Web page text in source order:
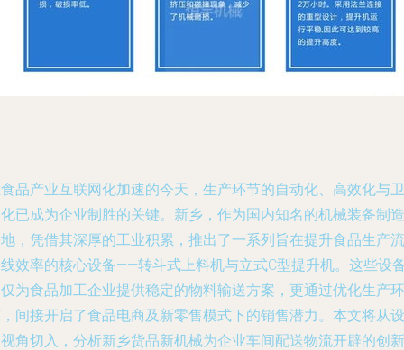
品产业互联网化加速的今天，生产环节的自动化、高效化与卫
已成为企业制胜的关键。新乡，作为国内知名的机械装备制造
，凭借其深厚的工业积累，推出了一系列旨在提升食品生产流
效率的核心设备——转斗式上料机与立式C型提升机。这些设
为食品加工企业提供稳定的物料输送方案，更通过优化生产环
间接开启了食品电商及新零售模式下的销售潜力。本文将从设
角切入，分析新乡货品新机械为企业车间配送物流开辟的创新